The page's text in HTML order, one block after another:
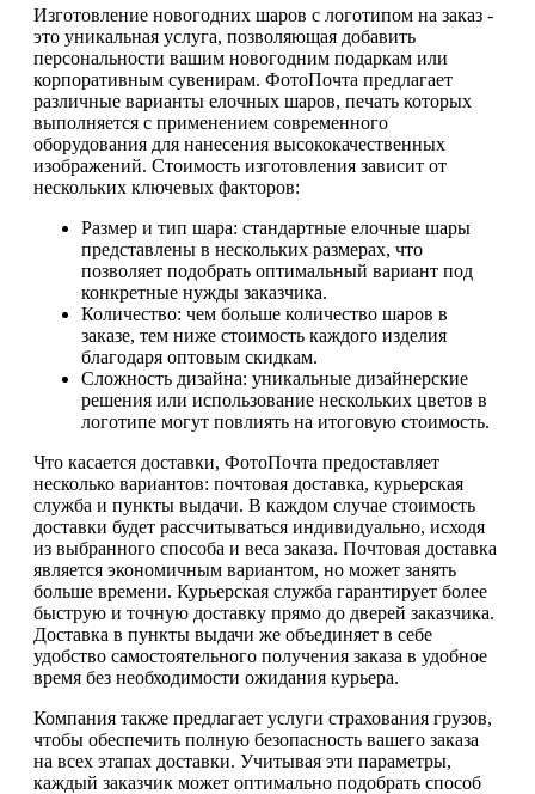
Изготовление новогодних шаров с логотипом на заказ -
это уникальная услуга, позволяющая добавить
персональности вашим новогодним подаркам или
корпоративным сувенирам. ФотоПочта предлагает
различные варианты елочных шаров, печать которых
выполняется с применением современного
оборудования для нанесения высококачественных
изображений. Стоимость изготовления зависит от
нескольких ключевых факторов:
Размер и тип шара: стандартные елочные шары
представлены в нескольких размерах, что
позволяет подобрать оптимальный вариант под
конкретные нужды заказчика.
Количество: чем больше количество шаров в
заказе, тем ниже стоимость каждого изделия
благодаря оптовым скидкам.
Сложность дизайна: уникальные дизайнерские
решения или использование нескольких цветов в
логотипе могут повлиять на итоговую стоимость.
Что касается доставки, ФотоПочта предоставляет
несколько вариантов: почтовая доставка, курьерская
служба и пункты выдачи. В каждом случае стоимость
доставки будет рассчитываться индивидуально, исходя
из выбранного способа и веса заказа. Почтовая доставка
является экономичным вариантом, но может занять
больше времени. Курьерская служба гарантирует более
быструю и точную доставку прямо до дверей заказчика.
Доставка в пункты выдачи же объединяет в себе
удобство самостоятельного получения заказа в удобное
время без необходимости ожидания курьера.
Компания также предлагает услуги страхования грузов,
чтобы обеспечить полную безопасность вашего заказа
на всех этапах доставки. Учитывая эти параметры,
каждый заказчик может оптимально подобрать способ